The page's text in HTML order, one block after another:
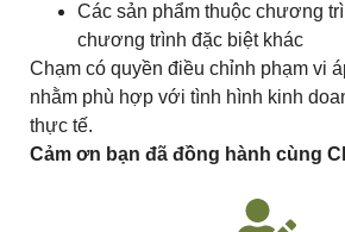
Các sản phẩm thuộc chương
chương trình đặc biệt khác
Chạm có quyền điều chỉnh phạm vi
nhằm phù hợp với tình hình kinh
thực tế.
Cảm ơn bạn đã đồng hành cùng